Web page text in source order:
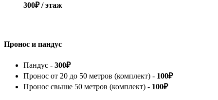
300₽ / этаж
Пронос и пандус
Пандус - 300₽
Пронос от 20 до 50 метров (комплект) - 100₽
Пронос свыше 50 метров (комплект) - 100₽